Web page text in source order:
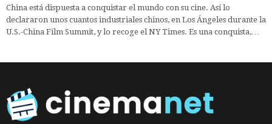
China está dispuesta a conquistar el mundo con su cine. Así lo
declararon unos cuantos industriales chinos, en Los Ángeles durante la
U.S.-China Film Summit, y lo recoge el NY Times. Es una conquista,…